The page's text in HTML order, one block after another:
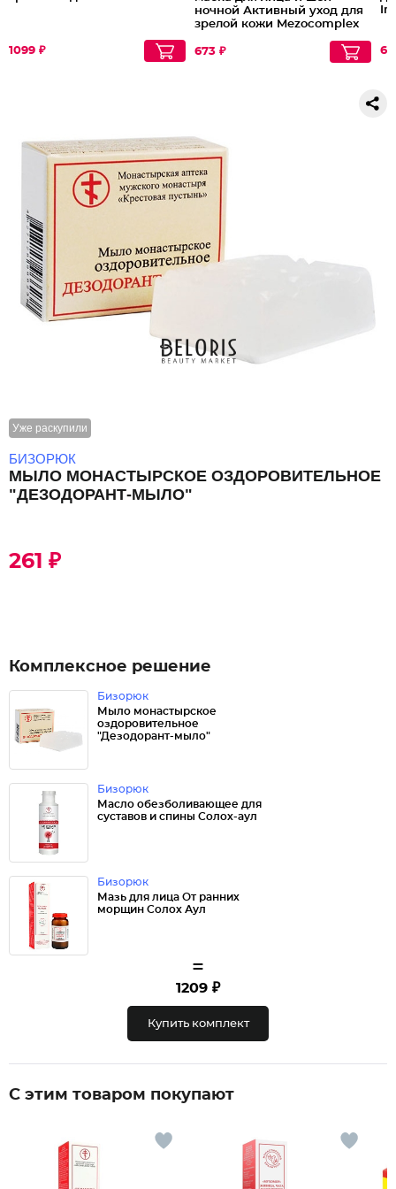
1099 ₽
ночной Активный уход для
зрелой кожи Mezocomplex
673 ₽
Уже раскупили
БИЗОРЮК
МЫЛО МОНАСТЫРСКОЕ ОЗДОРОВИТЕЛЬНОЕ
"ДЕЗОДОРАНТ-МЫЛО"
261 ₽
Комплексное решение
Бизорюк
Мыло монастырское
оздоровительное
"Дезодорант-мыло"
Бизорюк
Масло обезболивающее для
суставов и спины Солох-аул
Бизорюк
Мазь для лица От ранних
морщин Солох Аул
=
1209 ₽
Купить комплект
С этим товаром покупают